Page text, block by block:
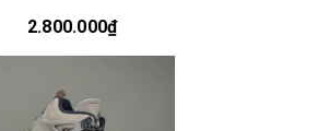
2.800.000₫